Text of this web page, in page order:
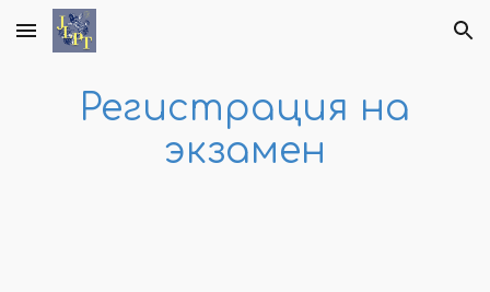
Skip to main content Skip to navigation
Регистрация на
экзамен